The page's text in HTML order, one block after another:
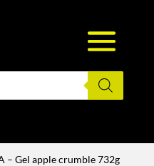
– Gel apple crumble 732g